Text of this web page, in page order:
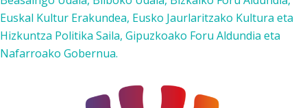
Euskal Kultur Erakundea, Eusko Jaurlaritzako Kultura eta
Hizkuntza Politika Saila, Gipuzkoako Foru Aldundia eta
Nafarroako Gobernua.